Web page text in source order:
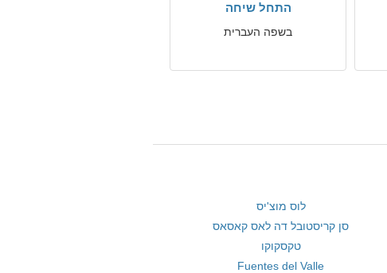
התחל שיחה
בשפה העברית
לוס מוצ'יס
סן קריסטובל דה לאס קאסאס
טקסקוקו
Fuentes del Valle